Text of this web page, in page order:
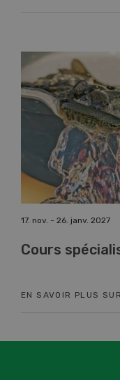
17. nov. - 26. janv. 2027
Cours
EN SAVOIR PLUS